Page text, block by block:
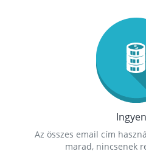
Az összes email cím
marad, nincsenek